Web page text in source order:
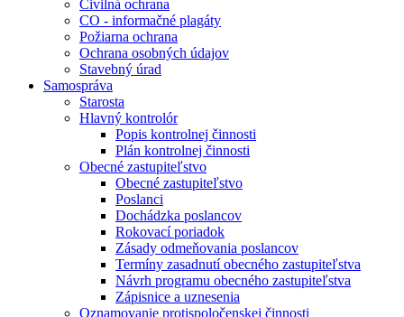
Civilná ochrana
CO - informačné plagáty
Požiarna ochrana
Ochrana osobných údajov
Stavebný úrad
Samospráva
Starosta
Hlavný kontrolór
Popis kontrolnej činnosti
Plán kontrolnej činnosti
Obecné zastupiteľstvo
Obecné zastupiteľstvo
Poslanci
Dochádzka poslancov
Rokovací poriadok
Zásady odmeňovania poslancov
Termíny zasadnutí obecného zastupiteľstva
Návrh programu obecného zastupiteľstva
Zápisnice a uznesenia
Oznamovanie protispoločenskej činnosti